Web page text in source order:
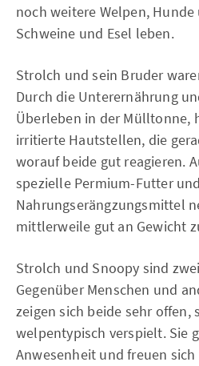
noch weitere Welpen,
Schweine und Esel leben.
Strolch und sein Bruder
Durch die Unterernährung
Überleben in der Mülltonne,
irritierte Hautstellen, die
worauf beide gut reagieren.
spezielle Permium-Futter
Nahrungserängzungsmittel
mittlerweile gut an Gewicht
Strolch und Snoopy sind
Gegenüber Menschen und
zeigen sich beide sehr offen,
welpentypisch verspielt. Sie
Anwesenheit und freuen